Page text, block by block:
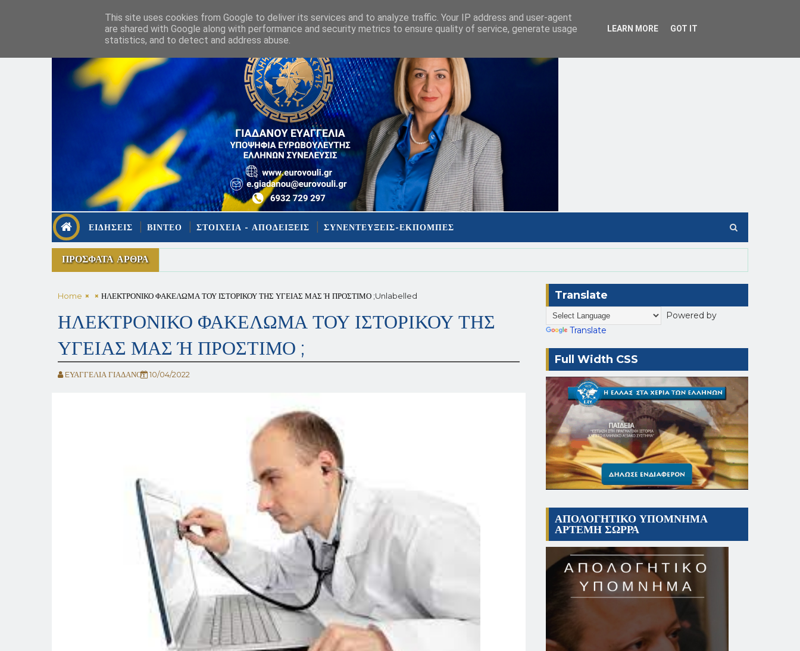
ΕΙΔΗΣΕΙΣ ΒΙΝΤΕΟ ΣΤΟΙΧΕΙΑ - ΑΠΟΔΕΙΞΕΙΣ ΣΥΝΕΝΤΕΥΞΕΙΣ-ΕΚΠΟΜΠΕΣ
ΠΡΟΣΦΑΤΑ ΑΡΘΡΑ
Home Unlabelled
ΗΛΕΚΤΡΟΝΙΚΟ ΦΑΚΕΛΩΜΑ ΤΟΥ ΙΣΤΟΡΙΚΟΥ ΤΗΣ ΥΓΕΙΑΣ ΜΑΣ Ή ΠΡΟΣΤΙΜΟ ;
ΗΛΕΚΤΡΟΝΙΚΟ ΦΑΚΕΛΩΜΑ ΤΟΥ ΙΣΤΟΡΙΚΟΥ ΤΗΣ
ΥΓΕΙΑΣ ΜΑΣ Ή ΠΡΟΣΤΙΜΟ ;
EΥΑΓΓΕΛΙΑ ΓΙΑΔΑΝΟΥ 10/04/2022
Translate
Powered by
Translate
Full Width CSS
ΑΠΟΛΟΓΗΤΙΚΟ ΥΠΟΜΝΗΜΑ
ΑΡΤΕΜΗ ΣΩΡΡΑ
This site uses cookies from Google to deliver its services and to analyze traffic. Your IP address and user-agent
are shared with Google along with performance and security metrics to ensure quality of service, generate usage
statistics, and to detect and address abuse.
LEARN MORE GOT IT